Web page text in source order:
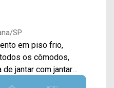
SP
em piso frio,
os cômodos,
gourmet com